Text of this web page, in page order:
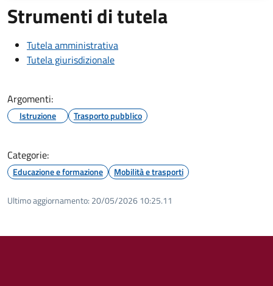
Strumenti di tutela
Tutela amministrativa
Tutela giurisdizionale
Argomenti:
Istruzione Trasporto pubblico
Categorie:
Educazione e formazione Mobilità e trasporti
Ultimo aggiornamento: 20/05/2026 10:25.11